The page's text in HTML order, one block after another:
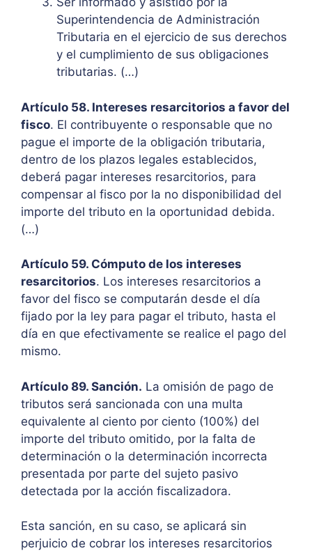
Superintendencia de Administración
Tributaria en el ejercicio de sus derechos
y el cumplimiento de sus obligaciones
tributarias. (…)
Artículo 58. Intereses resarcitorios a favor del
fisco. El contribuyente o responsable que no
pague el importe de la obligación tributaria,
dentro de los plazos legales establecidos,
deberá pagar intereses resarcitorios, para
compensar al fisco por la no disponibilidad del
importe del tributo en la oportunidad debida.
(…)
Artículo 59. Cómputo de los intereses
resarcitorios. Los intereses resarcitorios a
favor del fisco se computarán desde el día
fijado por la ley para pagar el tributo, hasta el
día en que efectivamente se realice el pago del
mismo.
Artículo 89. Sanción. La omisión de pago de
tributos será sancionada con una multa
equivalente al ciento por ciento (100%) del
importe del tributo omitido, por la falta de
determinación o la determinación incorrecta
presentada por parte del sujeto pasivo
detectada por la acción fiscalizadora.
Esta sanción, en su caso, se aplicará sin
perjuicio de cobrar los intereses resarcitorios